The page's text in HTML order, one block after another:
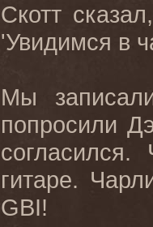
Скотт
'Увидимся в
Мы
попросили
согласился.
гитаре.
GBI!